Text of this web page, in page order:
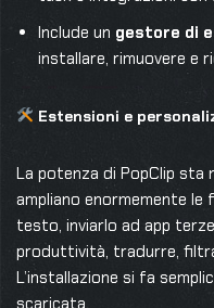
Include un gestore di
installare, rimuovere e
Estensioni e
La potenza di PopClip sta
ampliano enormemente
testo, inviarlo ad app
produttività, tradurre,
L’installazione si fa
scaricata.